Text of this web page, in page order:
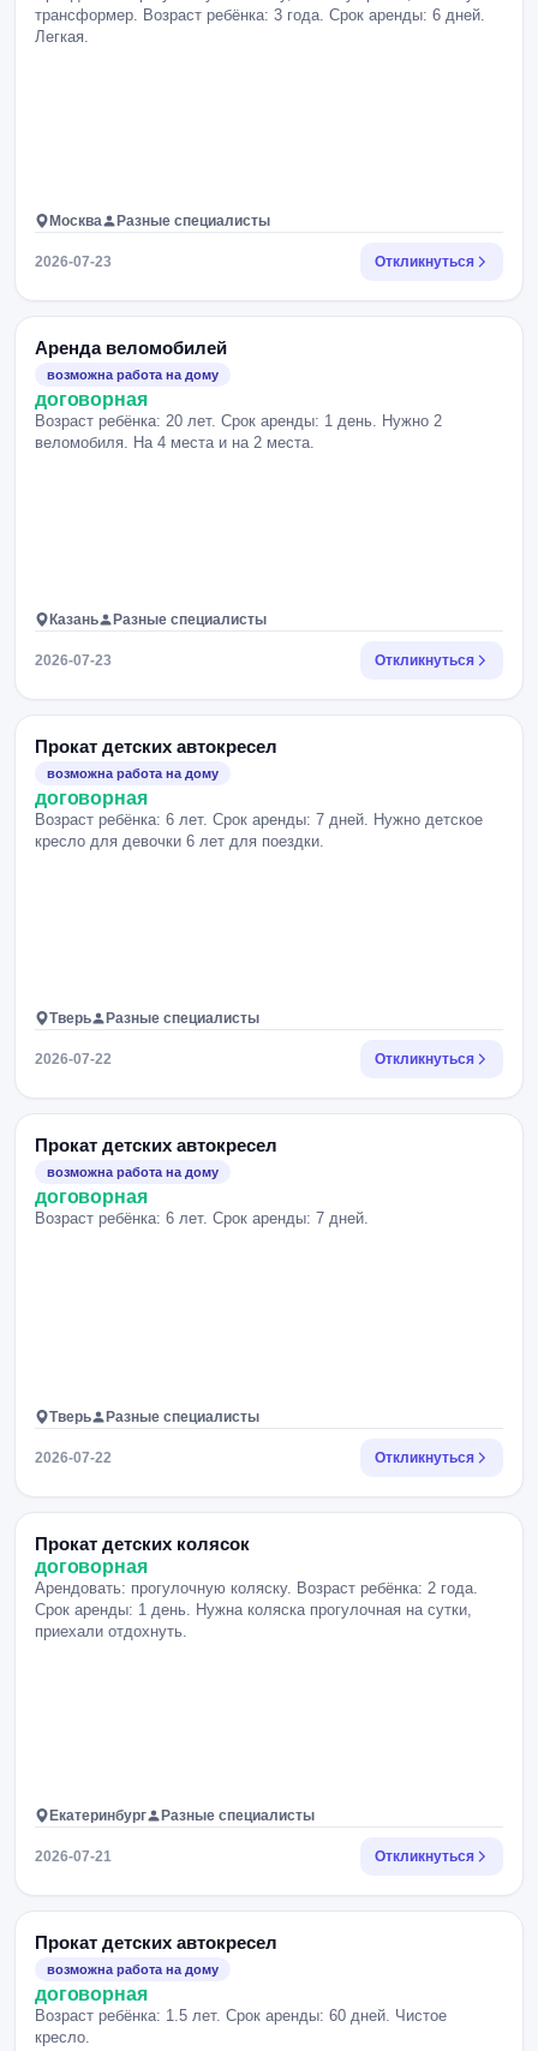
трансформер. Возраст ребёнка: 3 года. Срок аренды: 6 дней.
Легкая.
Москва Разные специалисты
2026-07-23 Откликнуться
Аренда веломобилей
возможна работа на дому
договорная
Возраст ребёнка: 20 лет. Срок аренды: 1 день. Нужно 2
веломобиля. На 4 места и на 2 места.
Казань Разные специалисты
2026-07-23 Откликнуться
Прокат детских автокресел
возможна работа на дому
договорная
Возраст ребёнка: 6 лет. Срок аренды: 7 дней. Нужно детское
кресло для девочки 6 лет для поездки.
Тверь Разные специалисты
2026-07-22 Откликнуться
Прокат детских автокресел
возможна работа на дому
договорная
Возраст ребёнка: 6 лет. Срок аренды: 7 дней.
Тверь Разные специалисты
2026-07-22 Откликнуться
Прокат детских колясок
договорная
Арендовать: прогулочную коляску. Возраст ребёнка: 2 года.
Срок аренды: 1 день. Нужна коляска прогулочная на сутки,
приехали отдохнуть.
Екатеринбург Разные специалисты
2026-07-21 Откликнуться
Прокат детских автокресел
возможна работа на дому
договорная
Возраст ребёнка: 1.5 лет. Срок аренды: 60 дней. Чистое
кресло.